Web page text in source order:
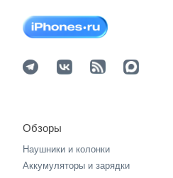
Обзоры
Наушники и колонки
Аккумуляторы и зарядки